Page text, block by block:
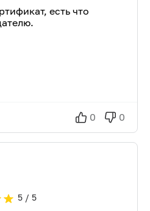
есть что
0 0
5/ 5